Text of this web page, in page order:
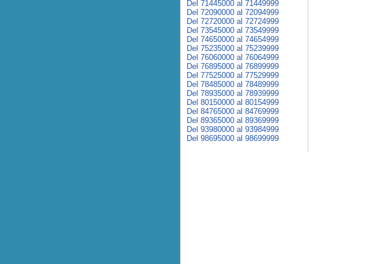
Del 71445000 al 71449999
Del 72090000 al 72094999
Del 72720000 al 72724999
Del 73545000 al 73549999
Del 74650000 al 74654999
Del 75235000 al 75239999
Del 76060000 al 76064999
Del 76895000 al 76899999
Del 77525000 al 77529999
Del 78485000 al 78489999
Del 78935000 al 78939999
Del 80150000 al 80154999
Del 84765000 al 84769999
Del 89365000 al 89369999
Del 93980000 al 93984999
Del 98695000 al 98699999